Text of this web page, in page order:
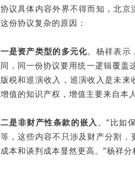
协议具体内容外界不得而知，北
这份协议复杂的原因：
一是资产类型的多元化。杨祥表示
同，同一份协议要用统一逻辑覆盖
版税和巡演收入，巡演收入是未
增值的知识产权，增值主要来自本
二是非财产性条款的嵌入。“比如
等，这些内容不只涉及财产分割
成本和谈判成本显然更高。”杨祥分